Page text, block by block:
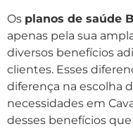
Os planos de saúde
apenas pela sua
diversos benefícios
clientes. Esses
diferença na escolha
necessidades em
desses benefícios